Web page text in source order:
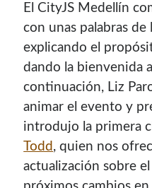
Soy graduado de Ing. en
clases por 10 años. Como
enseñar, comparto algunas
Puedescontactarmeo leer
mi página profesional
Donate
El CityJS Medellín
con unas palabras de
explicando el
dando la bienvenida
continuación, Liz
animar el evento y
introdujo la primera
Todd , quien nos
actualización sobre